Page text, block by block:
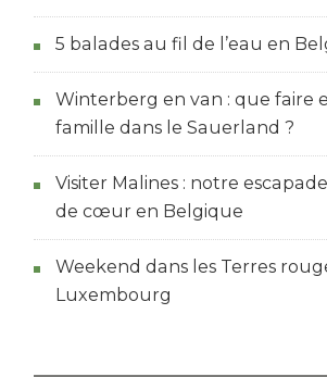
5 balades au fil de l’eau en
Winterberg en van : que faire
famille dans le Sauerland ?
Visiter Malines : notre
de cœur en Belgique
Weekend dans les Terres
Luxembourg